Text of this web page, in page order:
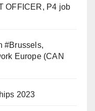
OFFICER, P4 job
#Brussels,
Europe (CAN
2023